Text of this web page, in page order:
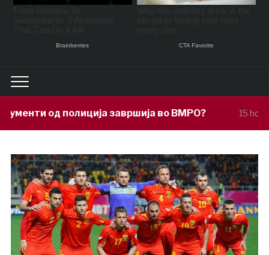
завршија во ВМРО? 15 hours ago Под